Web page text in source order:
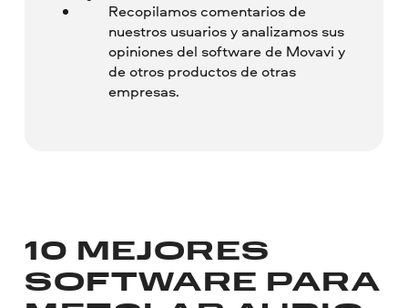
Recopilamos comentarios de
nuestros usuarios y analizamos sus
opiniones del software de Movavi y
de otros productos de otras
empresas.
10 MEJORES
SOFTWARE PARA